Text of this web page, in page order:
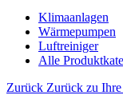
Klimaanlagen
Wärmepumpen
Luftreiniger
Alle
Zurück Zurück zu